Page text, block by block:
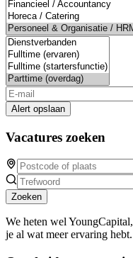
Alert opslaan
Vacatures zoeken
Zoeken
We heten wel
je al wat meer ervaring